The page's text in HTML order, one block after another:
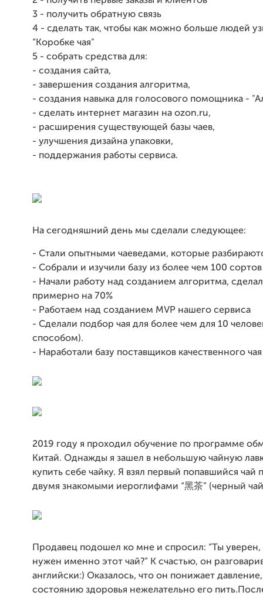
3 - получить обратную связь
4 - сделать так, чтобы как можно больше людей
“Коробке чая"
5 - собрать средства для:
- создания сайта,
- завершения создания алгоритма,
- создания навыка для голосового помощника -
- сделать интернет магазин на ozon.ru,
- расширения существующей базы чаев,
- улучшения дизайна упаковки,
- поддержания работы сервиса.
На сегодняшний день мы сделали следующее:
- Стали опытными чаеведами, которые
- Собрали и изучили базу из более чем 100 сортов
- Начали работу над созданием алгоритма,
примерно на 70%
- Работаем над созданием MVP нашего сервиса
- Сделали подбор чая для более чем для 10
способом).
- Наработали базу поставщиков качественного чая
2019 году я проходил обучение по программе
Китай. Однажды я зашел в небольшую чайную
купить себе чайку. Я взял первый попавшийся чай
двумя знакомыми иероглифами “黑茶” (черный
Продавец подошел ко мне и спросил: “Ты уверен,
нужен именно этот чай?” К счастью, он
английски:) Оказалось, что он понижает
состоянию здоровья нежелательно его